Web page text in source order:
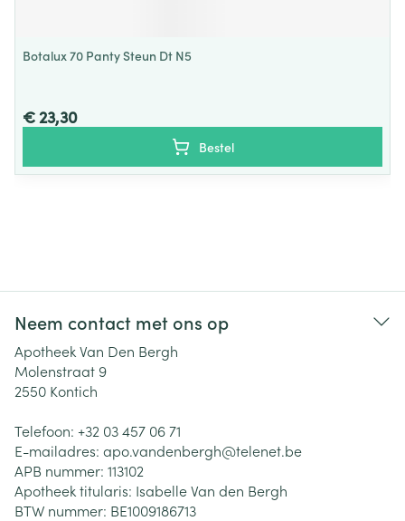
Botalux 70 Panty Steun Dt N5
€ 23,30
Bestel
Neem contact met ons op
Apotheek Van Den Bergh
Molenstraat 9
2550 Kontich
Telefoon: +32 03 457 06 71
E-mailadres: apo.vandenbergh@telenet.be
APB nummer: 113102
Apotheek titularis: Isabelle Van den Bergh
BTW nummer: BE1009186713